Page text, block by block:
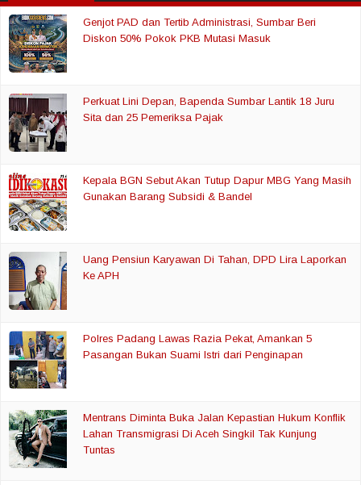
Genjot PAD dan Tertib Administrasi, Sumbar Beri
Diskon 50% Pokok PKB Mutasi Masuk
Perkuat Lini Depan, Bapenda Sumbar Lantik 18 Juru
Sita dan 25 Pemeriksa Pajak
Kepala BGN Sebut Akan Tutup Dapur MBG Yang Masih
Gunakan Barang Subsidi & Bandel
Uang Pensiun Karyawan Di Tahan, DPD Lira Laporkan
Ke APH
Polres Padang Lawas Razia Pekat, Amankan 5
Pasangan Bukan Suami Istri dari Penginapan
Mentrans Diminta Buka Jalan Kepastian Hukum Konflik
Lahan Transmigrasi Di Aceh Singkil Tak Kunjung
Tuntas